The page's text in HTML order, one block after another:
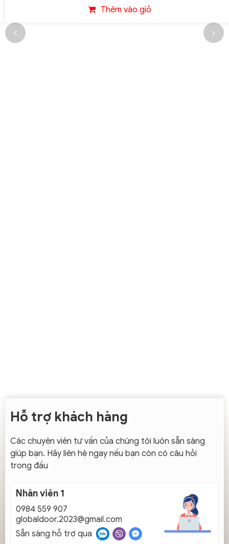
Thêm vào giỏ
Hỗ trợ khách hàng
Các chuyên viên tư vấn của chúng tôi luôn sẵn sàng
giúp bạn. Hãy liên hệ ngay nếu bạn còn có câu hỏi
trong đầu
Nhân viên 1
0984 559 907
globaldoor.2023@gmail.com
Sẵn sàng hỗ trợ qua